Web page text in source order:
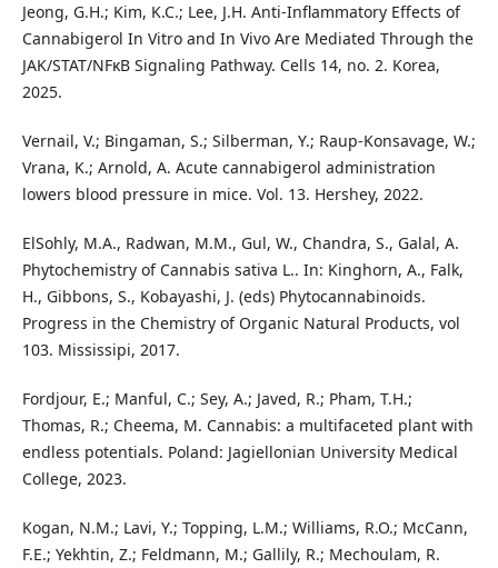
Jeong, G.H.; Kim, K.C.; Lee, J.H. Anti-Inflammatory Effects of
Cannabigerol In Vitro and In Vivo Are Mediated Through the
JAK/STAT/NFκB Signaling Pathway. Cells 14, no. 2. Korea,
2025.
Vernail, V.; Bingaman, S.; Silberman, Y.; Raup-Konsavage, W.;
Vrana, K.; Arnold, A. Acute cannabigerol administration
lowers blood pressure in mice. Vol. 13. Hershey, 2022.
ElSohly, M.A., Radwan, M.M., Gul, W., Chandra, S., Galal, A.
Phytochemistry of Cannabis sativa L.. In: Kinghorn, A., Falk,
H., Gibbons, S., Kobayashi, J. (eds) Phytocannabinoids.
Progress in the Chemistry of Organic Natural Products, vol
103. Mississipi, 2017.
Fordjour, E.; Manful, C.; Sey, A.; Javed, R.; Pham, T.H.;
Thomas, R.; Cheema, M. Cannabis: a multifaceted plant with
endless potentials. Poland: Jagiellonian University Medical
College, 2023.
Kogan, N.M.; Lavi, Y.; Topping, L.M.; Williams, R.O.; McCann,
F.E.; Yekhtin, Z.; Feldmann, M.; Gallily, R.; Mechoulam, R.